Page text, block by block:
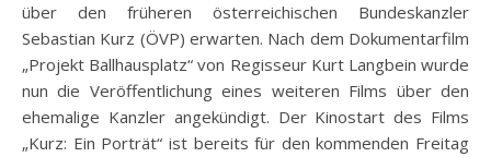
über den früheren österreichischen Bundeskanzler
Sebastian Kurz (ÖVP) erwarten. Nach dem Dokumentarfilm
„Projekt Ballhausplatz“ von Regisseur Kurt Langbein wurde
nun die Veröffentlichung eines weiteren Films über den
ehemalige Kanzler angekündigt. Der Kinostart des Films
„Kurz: Ein Porträt“ ist bereits für den kommenden Freitag